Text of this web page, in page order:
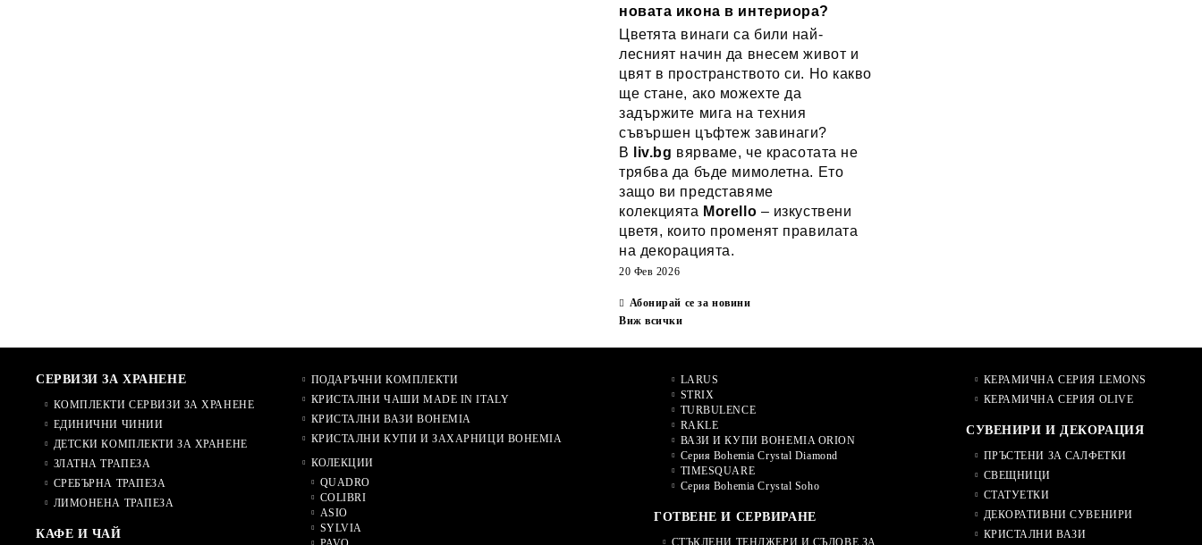
новата икона в интериора?
Цветята винаги са били най-
лесният начин да внесем живот и
цвят в пространството си. Но какво
ще стане, ако можехте да
задържите мига на техния
съвършен цъфтеж завинаги?
В
liv.bg вярваме, че красотата не
трябва да бъде мимолетна. Ето
защо ви представяме
колекцията Morello – изкуствени
цветя, които променят правилата
на декорацията.
20 Фев 2026
Абонирай се за новини
Виж всички
СЕРВИЗИ ЗА ХРАНЕНЕ
КОМПЛЕКТИ СЕРВИЗИ ЗА ХРАНЕНЕ
ЕДИНИЧНИ ЧИНИИ
ДЕТСКИ КОМПЛЕКТИ ЗА ХРАНЕНЕ
ЗЛАТНА ТРАПЕЗА
СРЕБЪРНА ТРАПЕЗА
ЛИМОНЕНА ТРАПЕЗА
КАФЕ И ЧАЙ
ПОДАРЪЧНИ КОМПЛЕКТИ
КРИСТАЛНИ ЧАШИ MADE IN ITALY
КРИСТАЛНИ ВАЗИ BOHEMIA
КРИСТАЛНИ КУПИ И ЗАХАРНИЦИ BOHEMIA
КОЛЕКЦИИ
QUADRO
COLIBRI
ASIO
SYLVIA
LARUS
STRIX
TURBULENCE
RAKLE
ВАЗИ И КУПИ BOHEMIA ORION
Серия Bohemia Crystal Diamond
TIMESQUARE
Серия Bohemia Crystal Soho
ГОТВЕНЕ И СЕРВИРАНЕ
СТЪКЛЕНИ ТЕНДЖЕРИ И СЪДОВЕ ЗА
КЕРАМИЧНА СЕРИЯ LEMONS
КЕРАМИЧНА СЕРИЯ OLIVE
СУВЕНИРИ И ДЕКОРАЦИЯ
ПРЪСТЕНИ ЗА САЛФЕТКИ
СВЕЩНИЦИ
СТАТУЕТКИ
ДЕКОРАТИВНИ СУВЕНИРИ
КРИСТАЛНИ ВАЗИ